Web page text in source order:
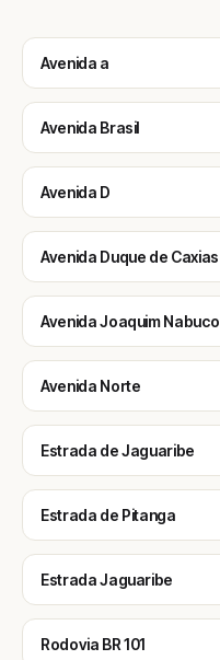
Avenida a
Avenida Brasil
Avenida D
Avenida Duque de Caxias
Avenida Joaquim Nabuco
Avenida Norte
Estrada de Jaguaribe
Estrada de Pitanga
Estrada Jaguaribe
Rodovia BR 101